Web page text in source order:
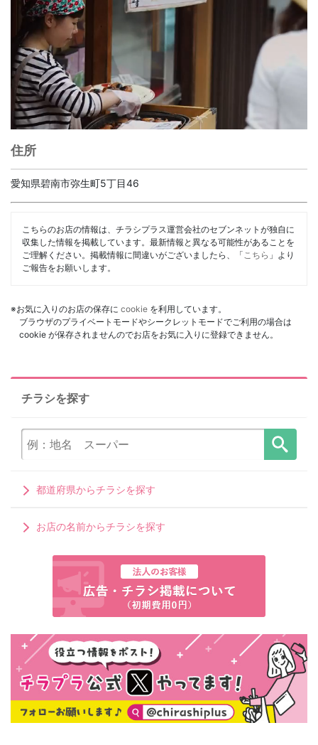
住所
愛知県碧南市弥生町5丁目46
こちらのお店の情報は、チラシプラス運営会社のセブンネットが独自に
収集した情報を掲載しています。最新情報と異なる可能性があることを
ご理解ください。掲載情報に間違いがございましたら、「 こちら 」より
ご報告をお願いします。
※お気に入りのお店の保存に cookie を利用しています。
ブラウザのプライベートモードやシークレットモードでご利用の場合は
cookie が保存されませんのでお店をお気に入りに登録できません。
チラシを探す
都道府県からチラシを探す
お店の名前からチラシを探す